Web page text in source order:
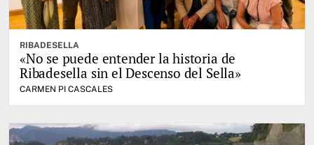
RIBADESELLA
«No se puede entender la historia de
Ribadesella sin el Descenso del Sella»
CARMEN PI CASCALES